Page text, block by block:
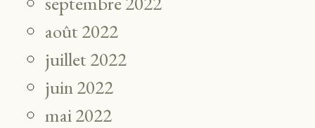
août 2022
juillet 2022
juin 2022
mai 2022